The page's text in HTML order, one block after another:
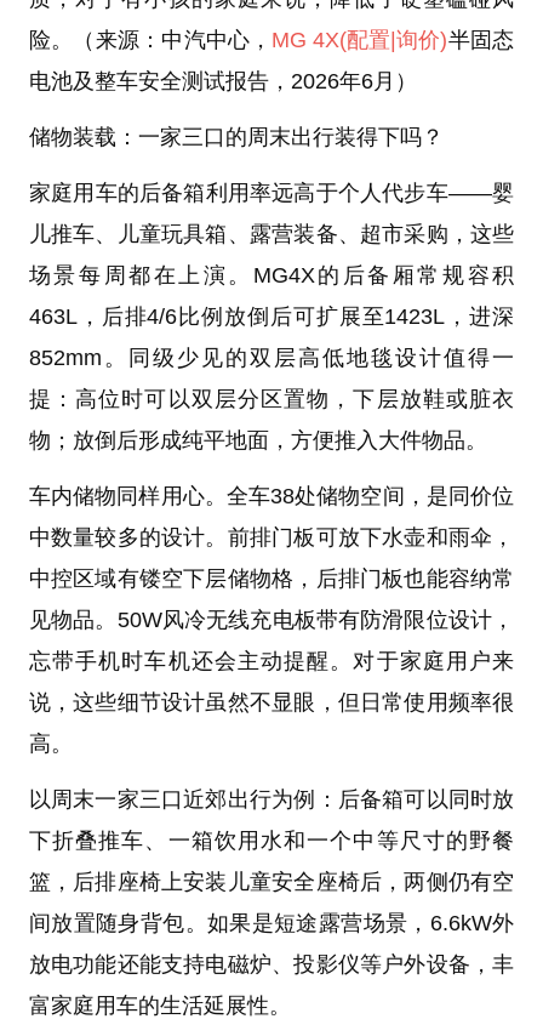
险。（来源：中汽中心， MG 4X(配置 |询价)半固态
电池及整车安全测试报告，2026年6月）
储物装载：一家三口的周末出行装得下吗？
家庭用车的后备箱利用率远高于个人代步车——婴
儿推车、儿童玩具箱、露营装备、超市采购，这些
场景每周都在上演。MG4X的后备厢常规容积
463L，后排4/6比例放倒后可扩展至1423L，进深
852mm。同级少见的双层高低地毯设计值得一
提：高位时可以双层分区置物，下层放鞋或脏衣
物；放倒后形成纯平地面，方便推入大件物品。
车内储物同样用心。全车38处储物空间，是同价位
中数量较多的设计。前排门板可放下水壶和雨伞，
中控区域有镂空下层储物格，后排门板也能容纳常
见物品。50W风冷无线充电板带有防滑限位设计，
忘带手机时车机还会主动提醒。对于家庭用户来
说，这些细节设计虽然不显眼，但日常使用频率很
高。
以周末一家三口近郊出行为例：后备箱可以同时放
下折叠推车、一箱饮用水和一个中等尺寸的野餐
篮，后排座椅上安装儿童安全座椅后，两侧仍有空
间放置随身背包。如果是短途露营场景，6.6kW外
放电功能还能支持电磁炉、投影仪等户外设备，丰
富家庭用车的生活延展性。